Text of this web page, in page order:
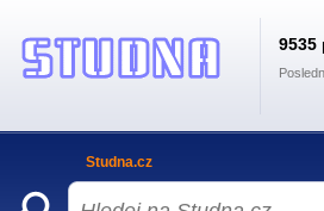
9535
Studna.cz